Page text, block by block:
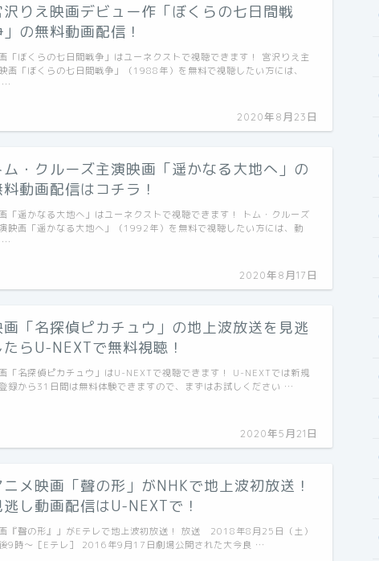
沢りえ映画デビュー作「ぼくらの七日間戦
の無料動画配信！
2020年8月23日
「ぼくらの七日間戦争」はユーネクストで視聴できます！ 宮沢りえ主
画「ぼくらの七日間戦争」（1988年）を無料で視聴したい方には、
…
ム・クルーズ主演映画「遥かなる大地へ」の
動画配信はコチラ！
2020年8月17日
「遥かなる大地へ」はユーネクストで視聴できます！ トム・クルーズ
映画「遥かなる大地へ」（1992年）を無料で視聴したい方には、動
…
画「名探偵ピカチュウ」の地上波放送を見逃
らU-NEXTで無料視聴！
2020年5月21日
「名探偵ピカチュウ」はU-NEXTで視聴できます！ U-NEXTでは新規
録から31日間は無料体験できますので、まずはお試しください …
ニメ映画「聲の形」がNHKで地上波初放送！
し動画配信はU-NEXTで！
『聲の形』」がEテレで地上波初放送！ 放送 2018年8月25日（土）
9時～［Eテレ］ 2016年9月17日劇場公開された大今良 …